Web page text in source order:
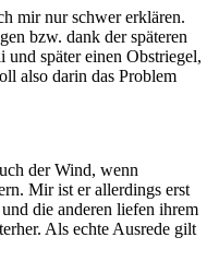
mir nur schwer erklären.
bzw. dank der späteren
und später einen Obstriegel,
also darin das Problem
der Wind, wenn
Mir ist er allerdings erst
die anderen liefen ihrem
Als echte Ausrede gilt